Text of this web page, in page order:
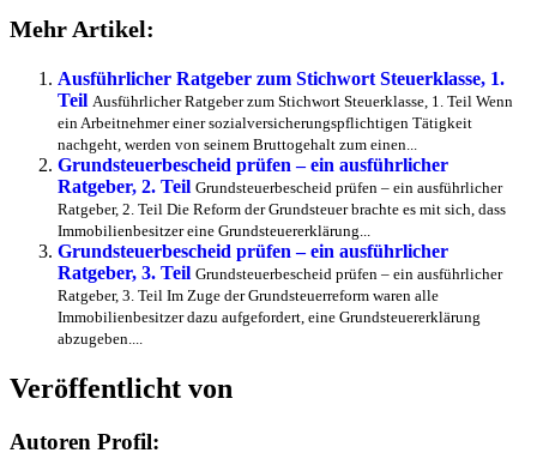
Mehr Artikel:
Ausführlicher Ratgeber zum Stichwort Steuerklasse, 1.
Teil Ausführlicher Ratgeber zum Stichwort Steuerklasse, 1. Teil Wenn
ein Arbeitnehmer einer sozialversicherungspflichtigen Tätigkeit
nachgeht, werden von seinem Bruttogehalt zum einen...
Grundsteuerbescheid prüfen – ein ausführlicher
Ratgeber, 2. Teil Grundsteuerbescheid prüfen – ein ausführlicher
Ratgeber, 2. Teil Die Reform der Grundsteuer brachte es mit sich, dass
Immobilienbesitzer eine Grundsteuererklärung...
Grundsteuerbescheid prüfen – ein ausführlicher
Ratgeber, 3. Teil Grundsteuerbescheid prüfen – ein ausführlicher
Ratgeber, 3. Teil Im Zuge der Grundsteuerreform waren alle
Immobilienbesitzer dazu aufgefordert, eine Grundsteuererklärung
abzugeben....
Veröffentlicht von
Autoren Profil: